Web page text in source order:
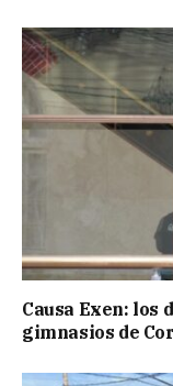
Causa Exen: los
gimnasios de